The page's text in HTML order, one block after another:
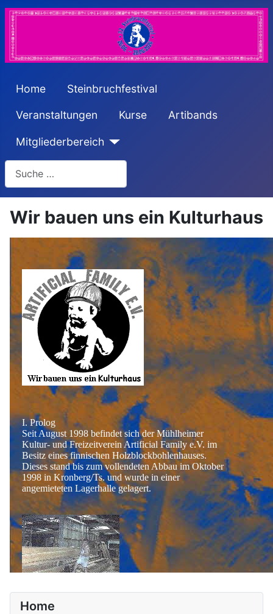
Home Steinbruchfestival
Veranstaltungen Kurse Artibands
Mitgliederbereich
Suchen
Home
Wir bauen uns ein Kulturhaus